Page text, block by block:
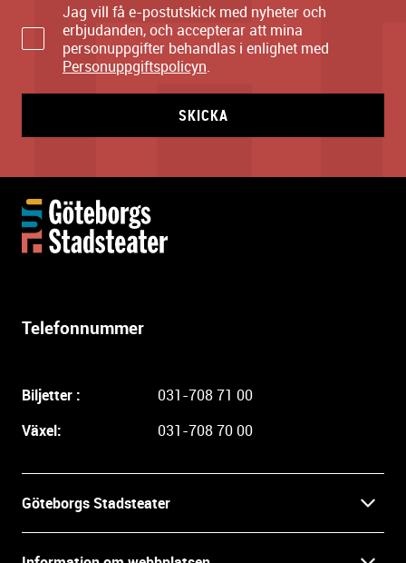
Jag vill få e-postutskick med nyheter och
erbjudanden, och accepterar att mina
personuppgifter behandlas i enlighet med
Personuppgiftspolicyn.
SKICKA
Telefonnummer
Biljetter :
031-708 71 00
Växel:
031-708 70 00
Göteborgs Stadsteater